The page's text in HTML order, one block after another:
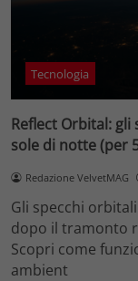
Tecnologia
Reflect Orbital:
sole di notte (per
Redazione VelvetMAG
Gli specchi
dopo il tramonto
Scopri come
ambient